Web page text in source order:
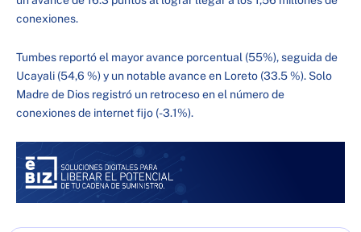
conexiones.
Tumbes reportó el mayor avance porcentual (55%), seguida de
Ucayali (54,6 %) y un notable avance en Loreto (33.5 %). Solo
Madre de Dios registró un retroceso en el número de
conexiones de internet fijo (-3.1%).